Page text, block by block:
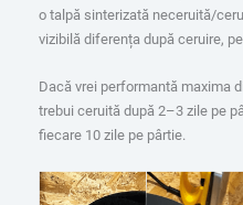
o talpă sinterizată neceruită/
vizibilă diferența după ceruire,
Dacă vrei performantă maxima
trebui ceruită după 2–3 zile pe
fiecare 10 zile pe pârtie.